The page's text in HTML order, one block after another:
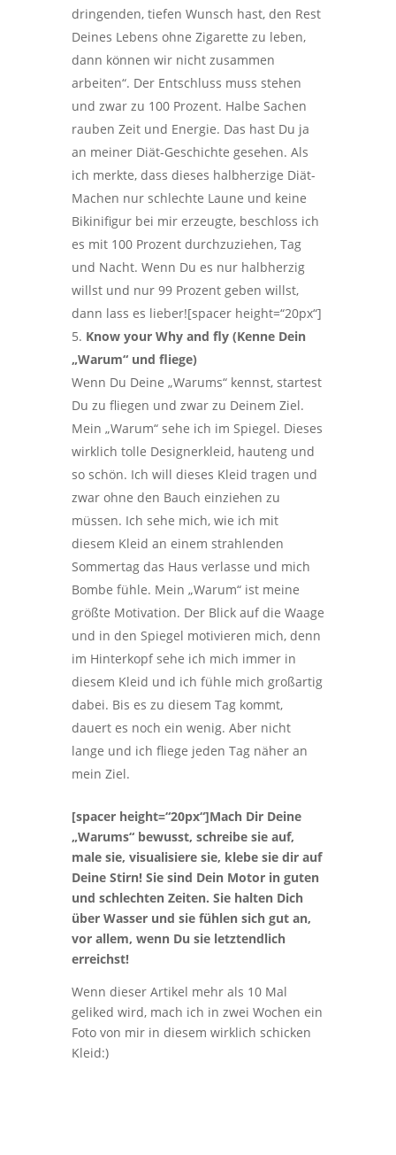
dringenden, tiefen Wunsch hast, den Rest
Deines Lebens ohne Zigarette zu leben,
dann können wir nicht zusammen
arbeiten“. Der Entschluss muss stehen
und zwar zu 100 Prozent. Halbe Sachen
rauben Zeit und Energie. Das hast Du ja
an meiner Diät-Geschichte gesehen. Als
ich merkte, dass dieses halbherzige Diät-
Machen nur schlechte Laune und keine
Bikinifigur bei mir erzeugte, beschloss ich
es mit 100 Prozent durchzuziehen, Tag
und Nacht. Wenn Du es nur halbherzig
willst und nur 99 Prozent geben willst,
dann lass es lieber![spacer height=“20px“]
Know your Why and fly (Kenne Dein
„Warum“ und fliege)
Wenn Du Deine „Warums“ kennst, startest
Du zu fliegen und zwar zu Deinem Ziel.
Mein „Warum“ sehe ich im Spiegel. Dieses
wirklich tolle Designerkleid, hauteng und
so schön. Ich will dieses Kleid tragen und
zwar ohne den Bauch einziehen zu
müssen. Ich sehe mich, wie ich mit
diesem Kleid an einem strahlenden
Sommertag das Haus verlasse und mich
Bombe fühle. Mein „Warum“ ist meine
größte Motivation. Der Blick auf die Waage
und in den Spiegel motivieren mich, denn
im Hinterkopf sehe ich mich immer in
diesem Kleid und ich fühle mich großartig
dabei. Bis es zu diesem Tag kommt,
dauert es noch ein wenig. Aber nicht
lange und ich fliege jeden Tag näher an
mein Ziel.
[spacer height=“20px“]Mach Dir Deine
„Warums“ bewusst, schreibe sie auf,
male sie, visualisiere sie, klebe sie dir auf
Deine Stirn! Sie sind Dein Motor in guten
und schlechten Zeiten. Sie halten Dich
über Wasser und sie fühlen sich gut an,
vor allem, wenn Du sie letztendlich
erreichst!
Wenn dieser Artikel mehr als 10 Mal
geliked wird, mach ich in zwei Wochen ein
Foto von mir in diesem wirklich schicken
Kleid:)